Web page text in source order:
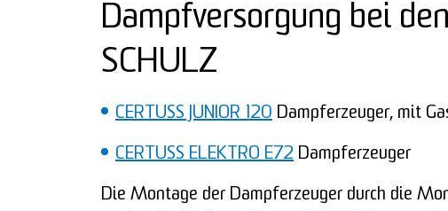
Dampfversorgung bei
SCHULZ
CERTUSS JUNIOR 120 Dampferzeuger, mit
CERTUSS ELEKTRO E72 Dampferzeuger
Die Montage der Dampferzeuger durch die